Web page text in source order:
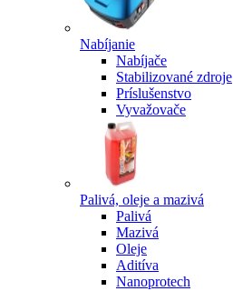
Nabíjanie
Nabíjače
Stabilizované zdroje
Príslušenstvo
Vyvažovače
Palivá, oleje a mazivá
Palivá
Mazivá
Oleje
Aditíva
Nanoprotech